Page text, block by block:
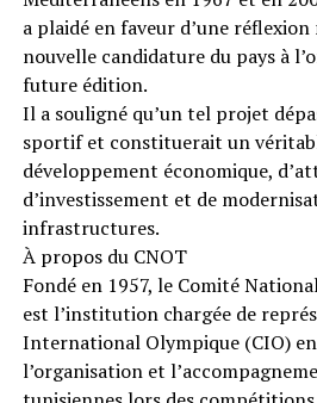
a plaidé en faveur d’une
nouvelle candidature du pays à
future édition.
Il a souligné qu’un tel projet
sportif et constituerait un
développement économique,
d’investissement et de
infrastructures.
À propos du CNOT
Fondé en 1957, le Comité
est l’institution chargée de
International Olympique (CIO)
l’organisation et